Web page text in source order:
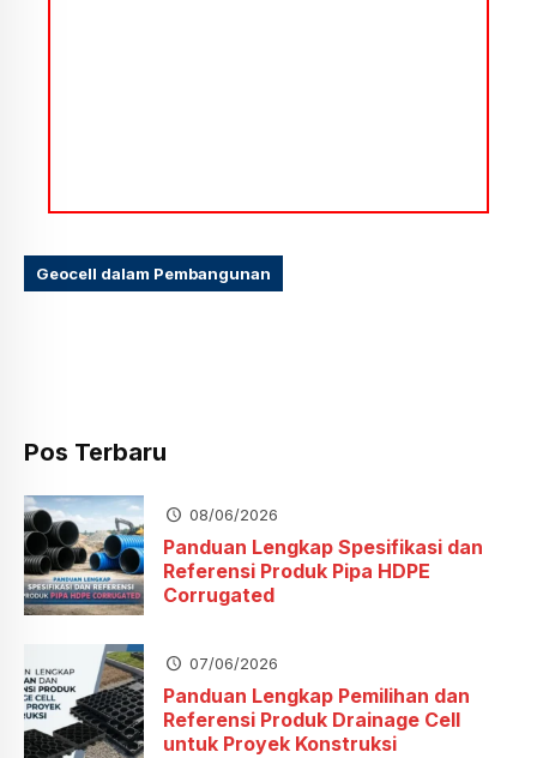
Geocell dalam Pembangunan
Pos Terbaru
08/06/2026
Panduan Lengkap Spesifikasi dan
Referensi Produk Pipa HDPE
Corrugated
07/06/2026
Panduan Lengkap Pemilihan dan
Referensi Produk Drainage Cell
untuk Proyek Konstruksi